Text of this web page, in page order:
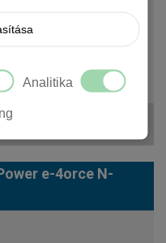
Analitika
ÁFA
e-4orce N-